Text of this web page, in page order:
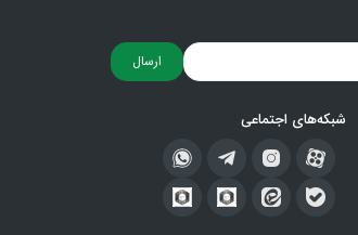
ارسال
شبکه‌های اجتماعی